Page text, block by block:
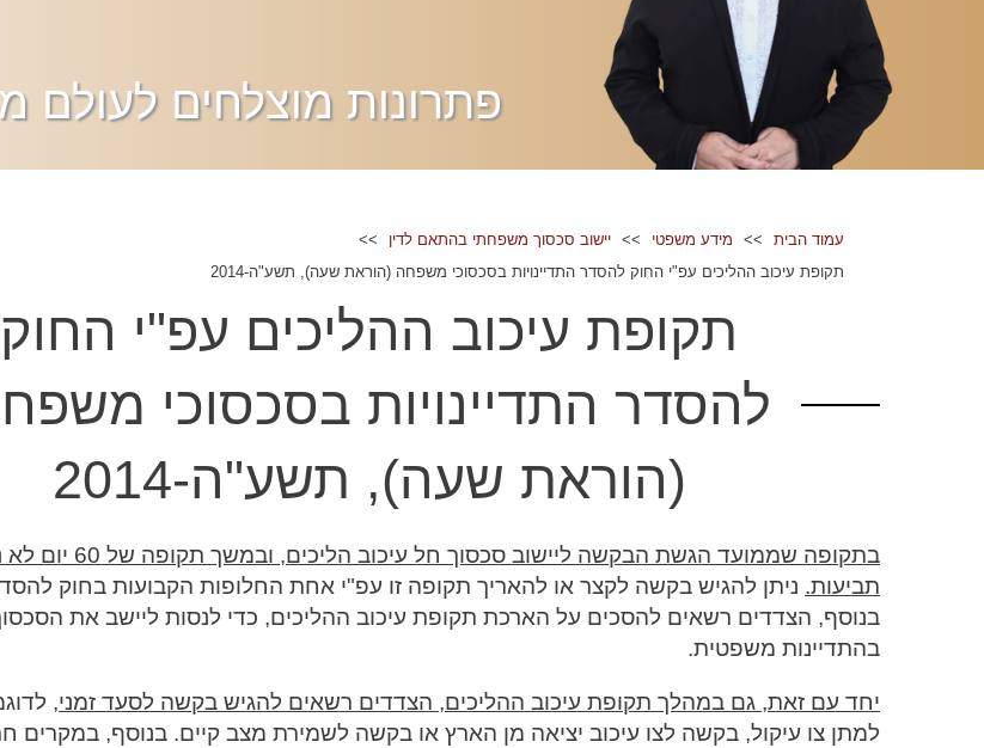
פתרונות מוצלחים לעולם
עמוד הבית מידע משפטי
יישוב סכסוך משפחתי בהתאם לדין
תקופת עיכוב ההליכים עפ"י החוק להסדר התדיינויות בסכסוכי משפחה (הוראת שעה), תשע"ה-2014
תקופת עיכוב ההליכים עפ"י החוק
להסדר התדיינויות בסכסוכי
(הוראת שעה), תשע"ה-2014
בתקופה שממועד הגשת הבקשה ליישוב
תביעות. ניתן להגיש בקשה לקצר או להאריך תקופה זו עפ"י אחת החלופות הקבועות בחוק
בנוסף, הצדדים רשאים להסכים על הארכת תקופת עיכוב ההליכים, כדי לנסות ליישב את
בהתדיינות משפטית.
יחד עם זאת, גם במהלך תקופת עיכוב ההליכים, הצדדים רשאים להגיש בקשה לסעד זמני,
למתן צו עיקול, בקשה לצו עיכוב יציאה מן הארץ או בקשה לשמירת מצב קיים. בנוסף, במקרים